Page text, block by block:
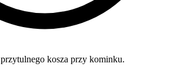
przytulnego kosza przy kominku.